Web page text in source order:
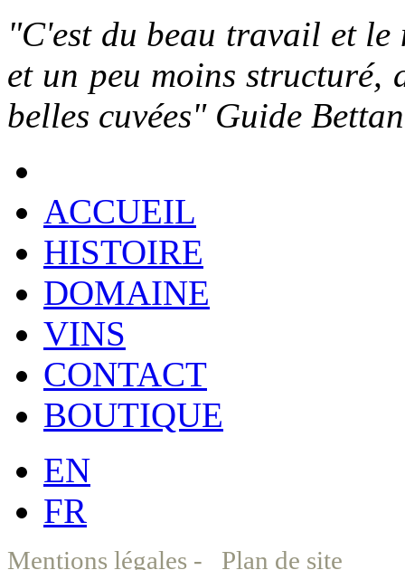
"C'est du beau travail et
et un peu moins structuré,
belles cuvées" Guide
ACCUEIL
HISTOIRE
DOMAINE
VINS
CONTACT
BOUTIQUE
EN
FR
Mentions légales - Plan de site